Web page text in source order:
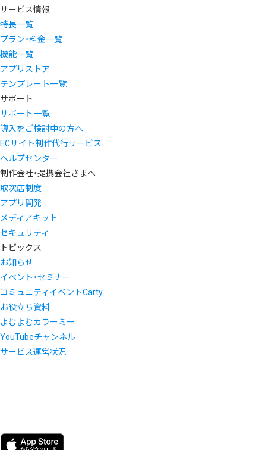
サービス情報
特長一覧
プラン・料金一覧
機能一覧
アプリストア
テンプレート一覧
サポート
サポート一覧
導入をご検討中の方へ
ECサイト制作代行サービス
ヘルプセンター
制作会社・提携会社さまへ
取次店制度
アプリ開発
メディアキット
セキュリティ
トピックス
お知らせ
イベント・セミナー
コミュニティイベントCarty
お役立ち資料
よむよむカラーミー
YouTubeチャンネル
サービス運営状況